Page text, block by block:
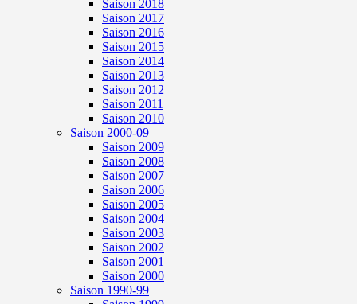
Saison 2018
Saison 2017
Saison 2016
Saison 2015
Saison 2014
Saison 2013
Saison 2012
Saison 2011
Saison 2010
Saison 2000-09
Saison 2009
Saison 2008
Saison 2007
Saison 2006
Saison 2005
Saison 2004
Saison 2003
Saison 2002
Saison 2001
Saison 2000
Saison 1990-99